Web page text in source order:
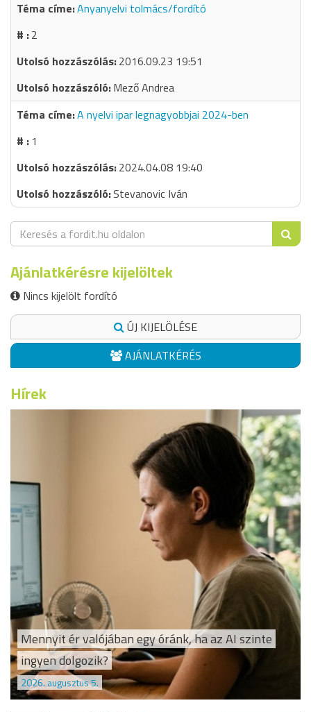
Anyanyelvi tolmács/fordító
2
2016.09.23 19:51
Mező Andrea
A nyelvi ipar legnagyobbjai 2024-ben
1
2024.04.08 19:40
Stevanovic Iván
Ajánlatkérésre kijelöltek
Nincs kijelölt fordító
ÚJ KIJELÖLÉSE
AJÁNLATKÉRÉS
Hírek
Mennyit ér valójában egy óránk, ha az AI szinte
ingyen dolgozik?
2026. augusztus 5.